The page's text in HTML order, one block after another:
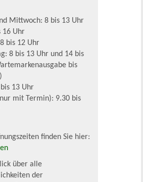
Mittwoch: 8 bis 13 Uhr
16 Uhr
bis 12 Uhr
8 bis 13 Uhr und 14 bis
bis
13 Uhr
mit Termin): 9.30 bis
finden Sie hier:
über alle
der